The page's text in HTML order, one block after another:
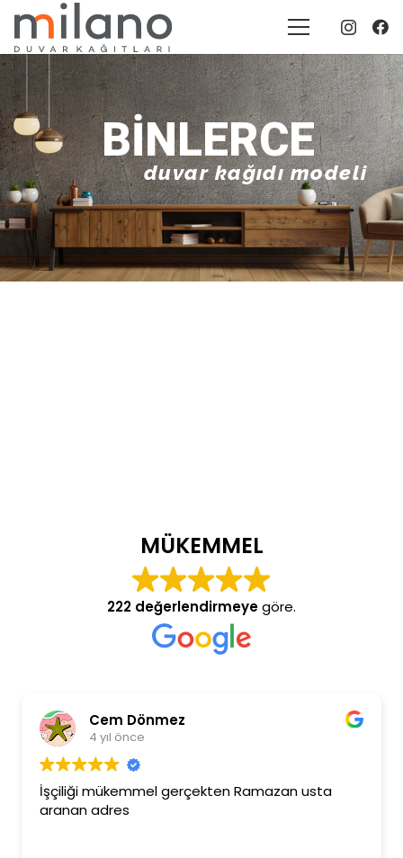
BINLERCE
duvar kağıdı modeli
MÜKEMMEL
222 değerlendirmeyegöre.
Cem Dönmez
4 yıl önce
İşçiliği mükemmel gerçekten Ramazan usta
aranan adres